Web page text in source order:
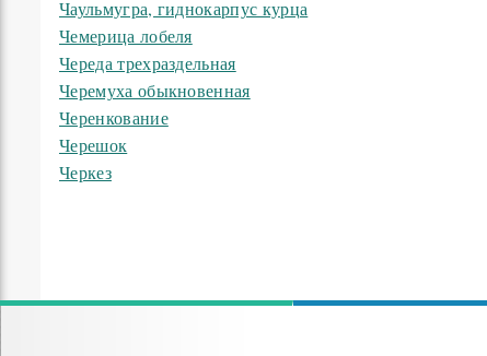
Чаульмугра, гиднокарпус курца
Чемерица лобеля
Череда трехраздельная
Черемуха обыкновенная
Черенкование
Черешок
Черкез